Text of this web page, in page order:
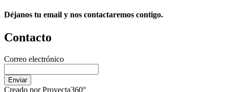
Déjanos tu email y nos contactaremos contigo.
Contacto
Correo electrónico
Creado por Proyecta360°